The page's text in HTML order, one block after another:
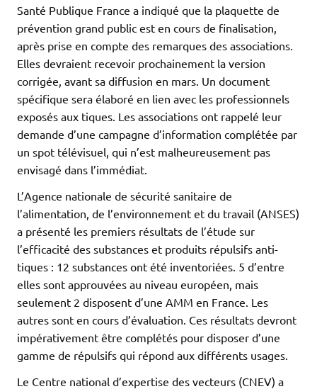
Santé Publique France a indiqué que la plaquette de
prévention grand public est en cours de finalisation,
après prise en compte des remarques des associations.
Elles devraient recevoir prochainement la version
corrigée, avant sa diffusion en mars. Un document
spécifique sera élaboré en lien avec les professionnels
exposés aux tiques. Les associations ont rappelé leur
demande d’une campagne d’information complétée par
un spot télévisuel, qui n’est malheureusement pas
envisagé dans l’immédiat.
L’Agence nationale de sécurité sanitaire de
l’alimentation, de l’environnement et du travail (ANSES)
a présenté les premiers résultats de l’étude sur
l’efficacité des substances et produits répulsifs anti-
tiques : 12 substances ont été inventoriées. 5 d’entre
elles sont approuvées au niveau européen, mais
seulement 2 disposent d’une AMM en France. Les
autres sont en cours d’évaluation. Ces résultats devront
impérativement être complétés pour disposer d’une
gamme de répulsifs qui répond aux différents usages.
Le Centre national d’expertise des vecteurs (CNEV) a